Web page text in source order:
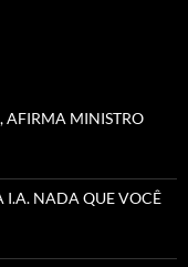
AFIRMA MINISTRO
I.A. NADA QUE VOCÊ